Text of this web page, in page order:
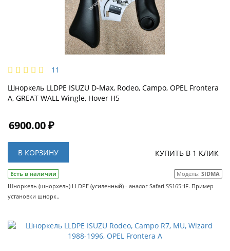
11
Шноркель LLDPE ISUZU D-Max, Rodeo, Campo, OPEL Frontera
A, GREAT WALL Wingle, Hover H5
6900.00 ₽
В КОРЗИНУ КУПИТЬ В 1 КЛИК
Есть в наличии Модель: SIDMA
Шноркель (шнорхель) LLDPE (усиленный) - аналог Safari SS165HF. Пример
установки шнорк..